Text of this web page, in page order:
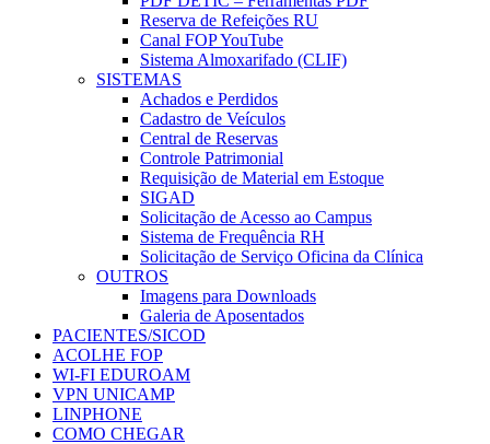
Reserva de Refeições RU
Canal FOP YouTube
Sistema Almoxarifado (CLIF)
SISTEMAS
Achados e Perdidos
Cadastro de Veículos
Central de Reservas
Controle Patrimonial
Requisição de Material em Estoque
SIGAD
Solicitação de Acesso ao Campus
Sistema de Frequência RH
Solicitação de Serviço Oficina da Clínica
OUTROS
Imagens para Downloads
Galeria de Aposentados
PACIENTES/SICOD
ACOLHE FOP
WI-FI EDUROAM
VPN UNICAMP
LINPHONE
COMO CHEGAR